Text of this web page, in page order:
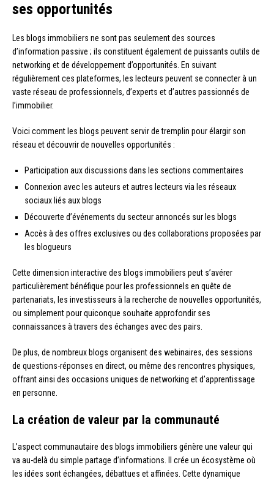
ses opportunités
Les blogs immobiliers ne sont pas seulement des sources
d’information passive ; ils constituent également de puissants outils de
networking et de développement d’opportunités. En suivant
régulièrement ces plateformes, les lecteurs peuvent se connecter à un
vaste réseau de professionnels, d’experts et d’autres passionnés de
l’immobilier.
Voici comment les blogs peuvent servir de tremplin pour élargir son
réseau et découvrir de nouvelles opportunités :
Participation aux discussions dans les sections commentaires
Connexion avec les auteurs et autres lecteurs via les réseaux
sociaux liés aux blogs
Découverte d’événements du secteur annoncés sur les blogs
Accès à des offres exclusives ou des collaborations proposées par
les blogueurs
Cette dimension interactive des blogs immobiliers peut s’avérer
particulièrement bénéfique pour les professionnels en quête de
partenariats, les investisseurs à la recherche de nouvelles opportunités,
ou simplement pour quiconque souhaite approfondir ses
connaissances à travers des échanges avec des pairs.
De plus, de nombreux blogs organisent des webinaires, des sessions
de questions-réponses en direct, ou même des rencontres physiques,
offrant ainsi des occasions uniques de networking et d’apprentissage
en personne.
La création de valeur par la communauté
L’aspect communautaire des blogs immobiliers génère une valeur qui
va au-delà du simple partage d’informations. Il crée un écosystème où
les idées sont échangées, débattues et affinées. Cette dynamique